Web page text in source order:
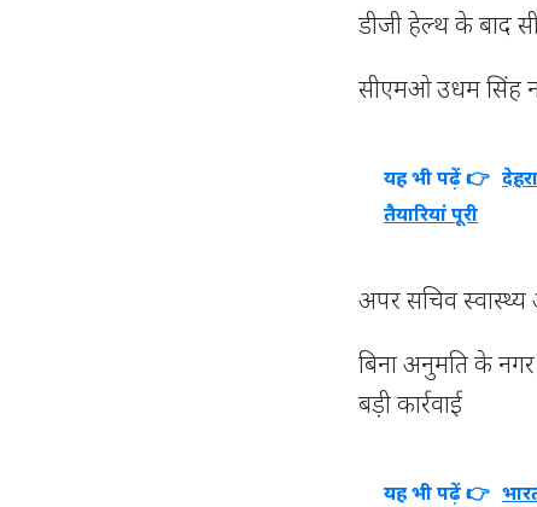
डीजी हेल्थ के बाद
सीएमओ उधम सिंह
यह भी पढ़ें 👉
तैयारियां पूरी
अपर सचिव स्वास्थ्य
बिना अनुमति के
बड़ी कार्रवाई
यह भी पढ़ें 👉